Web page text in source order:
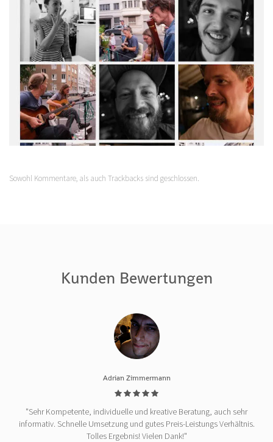
Sowohl Kommentare, als auch Trackbacks sind geschlossen.
Kunden Bewertungen
Adrian Zimmermann
"Sehr Kompetente, individuelle und kreative Beratung, auch sehr
informativ. Schnelle Umsetzung und gutes Preis-Leistungs Verhältnis.
Tolles Ergebnis! Vielen Dank!"